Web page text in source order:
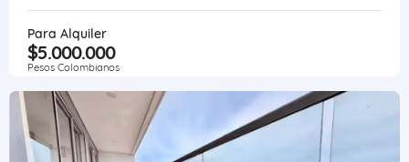
Para Alquiler
$5.000.000
Pesos Colombianos